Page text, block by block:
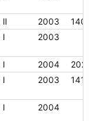
II 2003
I 2003
I 2004
I 2003
I 2004